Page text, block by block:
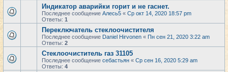
Индикатор аварийки горит и не гаснет.
Последнее сообщение Алесь5 « Ср окт 14, 2020 18:57 pm
Ответы: 1
Переключатель стеклоочистителя
Последнее сообщение Daniel Hirvonen « Пн сен 21, 2020 3:22 am
Ответы: 2
Стеклоочиститель газ 31105
Последнее сообщение себастьян « Ср сен 16, 2020 5:29 am
Ответы: 4